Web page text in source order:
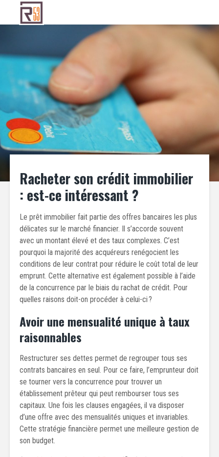
Racheter son crédit immobilier
: est-ce intéressant ?
Le prêt immobilier fait partie des offres bancaires les plus
délicates sur le marché financier. Il s’accorde souvent
avec un montant élevé et des taux complexes. C’est
pourquoi la majorité des acquéreurs renégocient les
conditions de leur contrat pour réduire le coût total de leur
emprunt. Cette alternative est également possible à l’aide
de la concurrence par le biais du rachat de crédit. Pour
quelles raisons doit-on procéder à celui-ci ?
Avoir une mensualité unique à taux
raisonnables
Restructurer ses dettes permet de regrouper tous ses
contrats bancaires en seul. Pour ce faire, l’emprunteur doit
se tourner vers la concurrence pour trouver un
établissement prêteur qui peut rembourser tous ses
capitaux. Une fois les clauses engagées, il va disposer
d’une offre avec des mensualités uniques et invariables.
Cette stratégie financière permet une meilleure gestion de
son budget.